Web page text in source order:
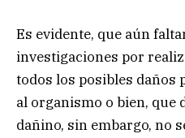
Es evidente, que aún
investigaciones por
todos los posibles daños
al organismo o bien, que
dañino, sin embargo, no